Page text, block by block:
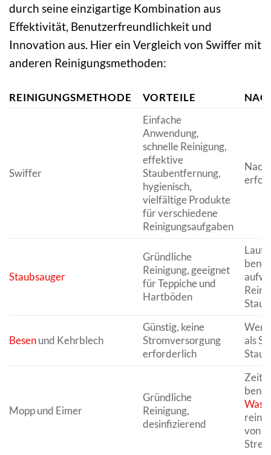
durch seine einzigartige Kombination aus
Effektivität, Benutzerfreundlichkeit und
Innovation aus. Hier ein Vergleich von Swiffer mit
anderen Reinigungsmethoden:
REINIGUNGSMETHODE VORTEILE
Swiffer
Einfache
Anwendung,
schnelle Reinigung,
effektive
Staubentfernung,
hygienisch,
vielfältige Produkte
für verschiedene
Reinigungsaufgaben
Staubsauger
Gründliche
Reinigung, geeignet
für Teppiche und
Hartböden
Laut,
Besenund Kehrblech
Günstig, keine
Stromversorgung
erforderlich
als
Mopp und Eimer
Gründliche
Reinigung,
desinfizierend
von